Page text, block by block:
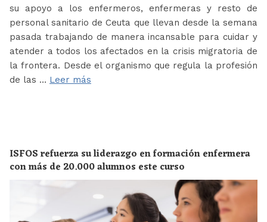
su apoyo a los enfermeros, enfermeras y resto de
personal sanitario de Ceuta que llevan desde la semana
pasada trabajando de manera incansable para cuidar y
atender a todos los afectados en la crisis migratoria de
la frontera. Desde el organismo que regula la profesión
de las … Leer más
ISFOS refuerza su liderazgo en formación enfermera
con más de 20.000 alumnos este curso